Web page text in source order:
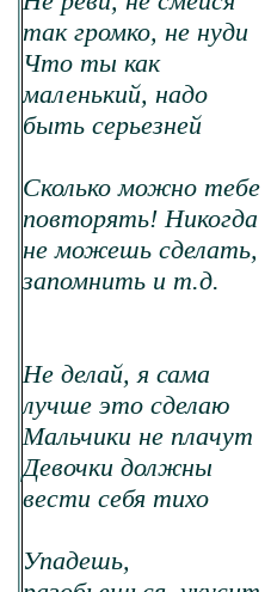
так громко, не нуди
Что ты как
маленький, надо
быть серьезней
Сколько можно тебе
повторять! Никогда
не можешь сделать,
запомнить и т.д.
Не делай, я сама
лучше это сделаю
Мальчики не плачут
Девочки должны
вести себя тихо
Упадешь,